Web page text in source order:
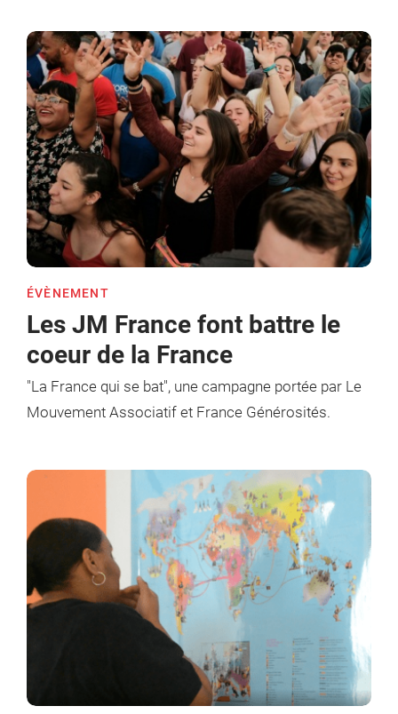
ÉVÈNEMENT
Les JM France font battre le
coeur de la France
"La France qui se bat", une campagne portée par Le
Mouvement Associatif et France Générosités.